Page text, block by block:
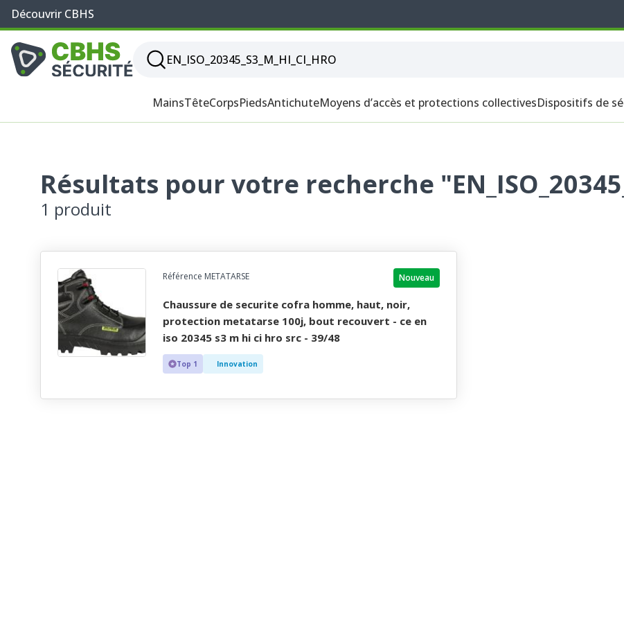
Découvrir CBHS
MainsTêteCorpsPiedsAntichuteMoyens d’accès et protections collectivesDispositifs de
Résultats pour votre recherche
1 produit
Référence METATARSE Nouveau
chaussure de securite cofra homme, haut, noir,
protection metatarse 100j, bout recouvert - ce en
iso 20345 s3 m hi ci hro src - 39/48
Top 1 Innovation